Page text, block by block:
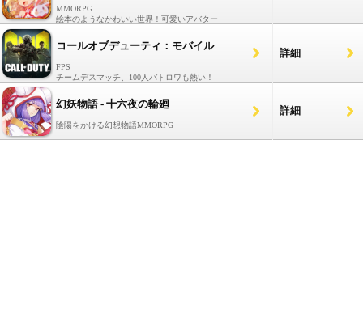
MMORPG
絵本のようなかわいい世界！可愛いアバター
コールオブデューティ：モバイル
FPS
チームデスマッチ、100人バトロワも熱い！
詳細
幻妖物語 - 十六夜の輪廻
陰陽をかける幻想物語MMORPG
詳細